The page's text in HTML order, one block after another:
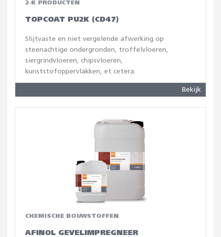
2-K PRODUCTEN
TOPCOAT PU2K (CD47)
Slijtvaste en niet vergelende afwerking op
steenachtige ondergronden, troffelvloeren,
siergrindvloeren, chipsvloeren,
kunststofoppervlakken, et cetera.
Bekijk
CHEMISCHE BOUWSTOFFEN
AFINOL GEVELIMPREGNEER